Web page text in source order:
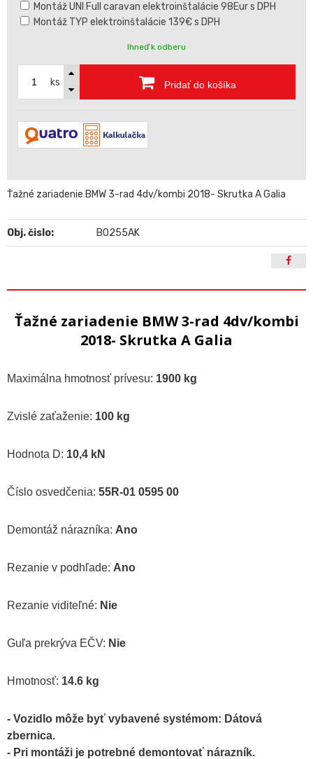
Montáž UNI Full caravan elektroinštalácie 98Eur s DPH
Montáž TYP elektroinštalácie 139€ s DPH
Ihneď k odberu
ks Pridať do košíka
Ťažné zariadenie BMW 3-rad 4dv/kombi 2018- Skrutka A Galia
Obj. čislo: B0255AK
Ťažné zariadenie BMW 3-rad 4dv/kombi
2018- Skrutka A Galia
Maximálna hmotnosť prívesu: 1900 kg
Zvislé zaťaženie: 100 kg
Hodnota D: 10,4 kN
Číslo osvedčenia: 55R-01 0595 00
Demontáž nárazníka: Ano
Rezanie v podhľade: Ano
Rezanie viditeľné: Nie
Guľa prekrýva EČV: Nie
Hmotnosť: 14.6 kg
- Vozidlo môže byť vybavené systémom: Dátová
zbernica.
- Pri montáži je potrebné demontovať nárazník.